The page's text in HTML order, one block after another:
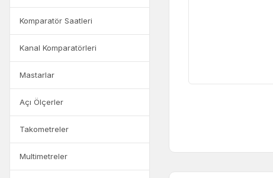
Komparatör Saatleri
Kanal Komparatörleri
Mastarlar
Açı Ölçerler
Takometreler
Multimetreler